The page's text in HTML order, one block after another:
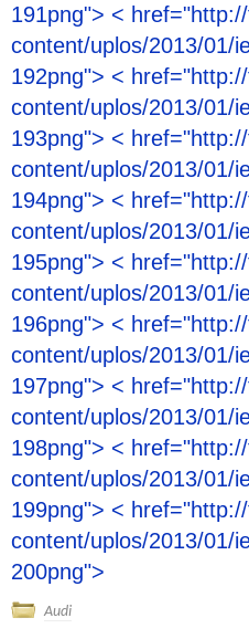
191png"> <
content/uplos/2013/01/
192png"> <
content/uplos/2013/01/
193png"> <
content/uplos/2013/01/
194png"> <
content/uplos/2013/01/
195png"> <
content/uplos/2013/01/
196png"> <
content/uplos/2013/01/
197png"> <
content/uplos/2013/01/
198png"> <
content/uplos/2013/01/
199png"> <
content/uplos/2013/01/
200png">
Audi